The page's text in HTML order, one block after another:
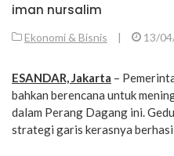
iman nursalim
Ekonomi & Bisnis | 13/
ESANDAR, Jakarta –
bahkan berencana untuk
dalam Perang Dagang ini.
strategi garis kerasnya